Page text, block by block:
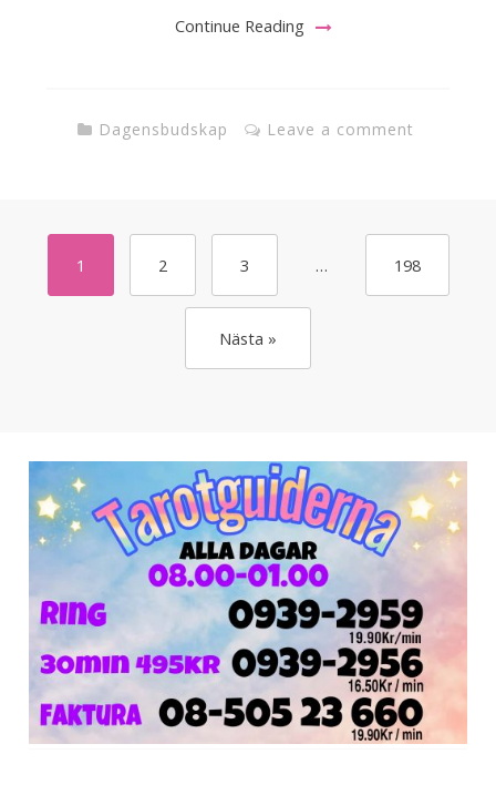
Continue Reading
Dagensbudskap Leave a comment
1 2 3 … 198
Nästa »